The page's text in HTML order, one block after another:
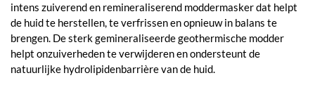
intens zuiverend en remineraliserend moddermasker dat helpt
de huid te herstellen, te verfrissen en opnieuw in balans te
brengen. De sterk gemineraliseerde geothermische modder
helpt onzuiverheden te verwijderen en ondersteunt de
natuurlijke hydrolipidenbarrière van de huid.